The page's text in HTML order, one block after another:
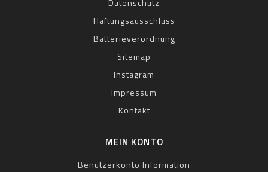
Datenschutz
Haftungsausschluss
Batterieverordnung
Sitemap
Instagram
Impressum
Kontakt
MEIN KONTO
Benutzerkonto Information